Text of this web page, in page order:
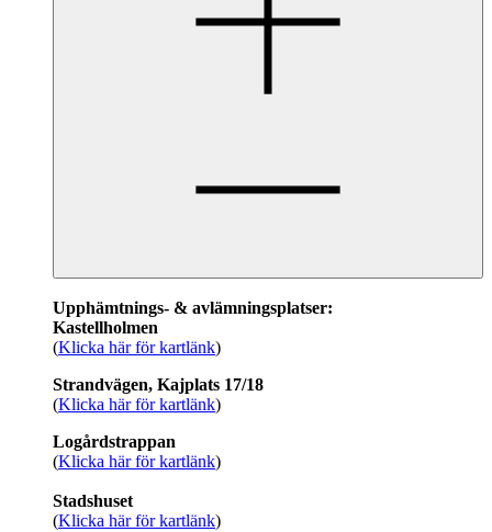
Upphämtnings- & avlämningsplatser:
Kastellholmen
(Klicka här för kartlänk)
Strandvägen, Kajplats 17/18
(Klicka här för kartlänk)
Logårdstrappan
(Klicka här för kartlänk)
Stadshuset
(Klicka här för kartlänk)